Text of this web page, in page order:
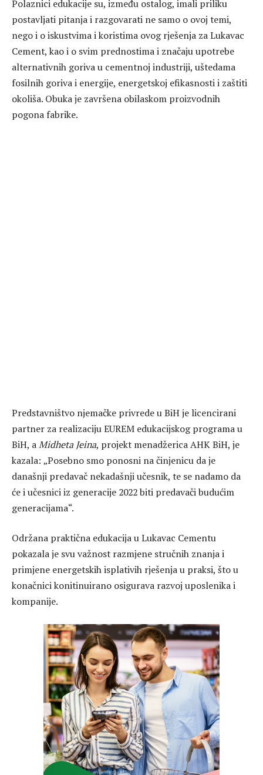
Polaznici edukacije su, između ostalog, imali priliku
postavljati pitanja i razgovarati ne samo o ovoj temi,
nego i o iskustvima i koristima ovog rješenja za Lukavac
Cement, kao i o svim prednostima i značaju upotrebe
alternativnih goriva u cementnoj industriji, uštedama
fosilnih goriva i energije, energetskoj efikasnosti i zaštiti
okoliša. Obuka je završena obilaskom proizvodnih
pogona fabrike.
Predstavništvo njemačke privrede u BiH je licencirani
partner za realizaciju EUREM edukacijskog programa u
BiH, aMidheta Jeina, projekt menadžerica AHK BiH, je
kazala: „Posebno smo ponosni na činjenicu da je
današnji predavač nekadašnji učesnik, te se nadamo da
će i učesnici iz generacije 2022 biti predavači budućim
generacijama“.
Održana praktična edukacija u Lukavac Cementu
pokazala je svu važnost razmjene stručnih znanja i
primjene energetskih isplativih rješenja u praksi, što u
konačnici konitinuirano osigurava razvoj uposlenika i
kompanije.